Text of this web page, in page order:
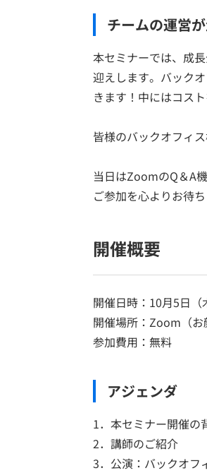
チームの運営
本セミナーでは、成
迎えします。バック
きます！中にはコス
皆様のバックオフィ
当日はZoomのQ＆A
ご参加を心よりお待ち
開催概要
開催日時：10月5日
開催場所：Zoom（お
参加費用：無料
アジェンダ
1．本セミナー開催の
2．講師のご紹介
3．公演：バックオフ